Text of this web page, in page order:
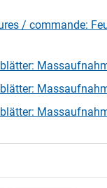
/ commande: